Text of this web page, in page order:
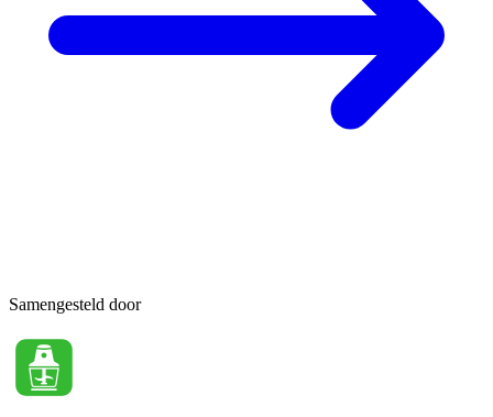
Samengesteld door